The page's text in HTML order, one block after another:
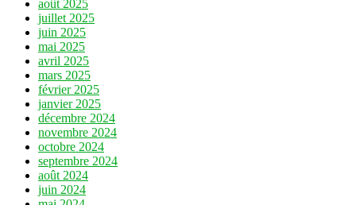
août 2025
juillet 2025
juin 2025
mai 2025
avril 2025
mars 2025
février 2025
janvier 2025
décembre 2024
novembre 2024
octobre 2024
septembre 2024
août 2024
juin 2024